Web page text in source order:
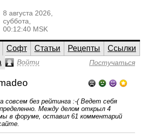
8 августа 2026,
суббота,
00:12:40 MSK
Софт Статьи Рецепты
Ссылки
Войти Постучаться
совсем без рейтинга :-( Ведет себя
Между делом открыл 4
в форуме, оставил 61 комментарий